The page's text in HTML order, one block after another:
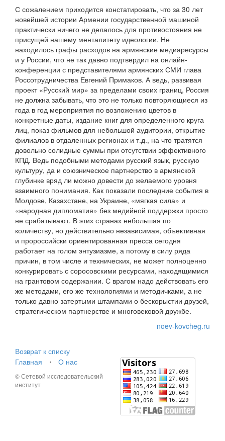
С сожалением приходится констатировать, что за 30 лет
новейшей истории Армении государственной машиной
практически ничего не делалось для противостояния не
присущей нашему менталитету идеологии. Не
находилось графы расходов на армянские медиаресурсы
и у России, что не так давно подтвердил на онлайн-
конференции с представителями армянских СМИ глава
Россотрудничества Евгений Примаков. А ведь, развивая
проект «Русский мир» за пределами своих границ, Россия
не должна забывать, что это не только повторяющиеся из
года в год мероприятия по возложению цветов в
конкретные даты, издание книг для определенного круга
лиц, показ фильмов для небольшой аудитории, открытие
филиалов в отдаленных регионах и т.д., на что тратятся
довольно солидные суммы при отсутствии эффективного
КПД. Ведь подобными методами русский язык, русскую
культуру, да и союзническое партнерство в армянской
глубинке вряд ли можно довести до желаемого уровня
взаимного понимания. Как показали последние события в
Молдове, Казахстане, на Украине, «мягкая сила» и
«народная дипломатия» без медийной поддержки просто
не срабатывают. В этих странах небольшая по
количеству, но действительно независимая, объективная
и пророссийски ориентированная пресса сегодня
работает на голом энтузиазме, а потому в силу ряда
причин, в том числе и технических, не может полноценно
конкурировать с соросовскими ресурсами, находящимися
на грантовом содержании. С врагом надо действовать его
же методами, его же технологиями и методичками, а не
только давно затертыми штампами о бескорыстии друзей,
стратегическом партнерстве и многовековой дружбе.
noev-kovcheg.ru
Возврат к списку
Главная
⋅ О нас
© Сетевой исследовательский
институт